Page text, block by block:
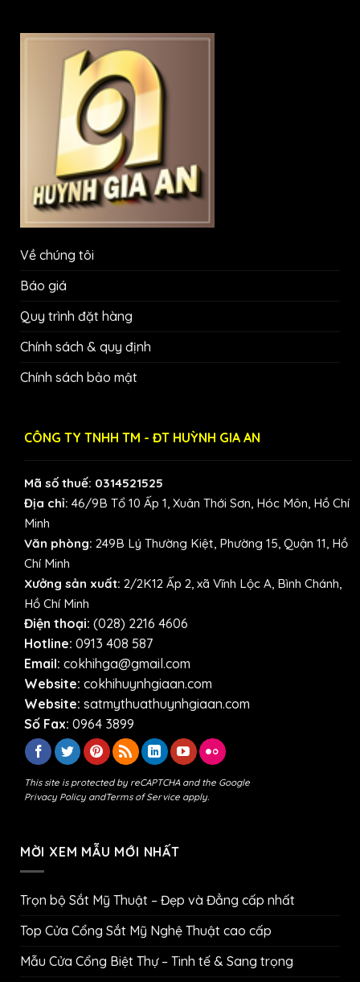
Về chúng tôi
Báo giá
Quy trình đặt hàng
Chính sách & quy định
Chính sách bảo mật
CÔNG TY TNHH TM - ĐT HUỲNH GIA AN
Mã số thuế: 0314521525
Địa chỉ: 46/9B Tổ 10 Ấp 1, Xuân Thới Sơn, Hóc Môn, Hồ Chí
Minh
Văn phòng: 249B Lý Thường Kiệt, Phường 15, Quận 11, Hồ
Chí Minh
Xưởng sản xuất: 2/2K12 Ấp 2, xã Vĩnh Lộc A, Bình Chánh,
Hồ Chí Minh
Điện thoại: (028) 2216 4606
Hotline: 0913 408 587
Email: cokhihga@gmail.com
Website: cokhihuynhgiaan.com
Website: satmythuathuynhgiaan.com
Số Fax: 0964 3899
This site is protected by reCAPTCHA and the Google
Privacy PolicyandTerms of Serviceapply.
MỜI XEM MẪU MỚI NHẤT
Trọn bộ Sắt Mỹ Thuật – Đẹp và Đẳng cấp nhất
Top Cửa Cổng Sắt Mỹ Nghệ Thuật cao cấp
Mẫu Cửa Cổng Biệt Thự – Tinh tế & Sang trọng